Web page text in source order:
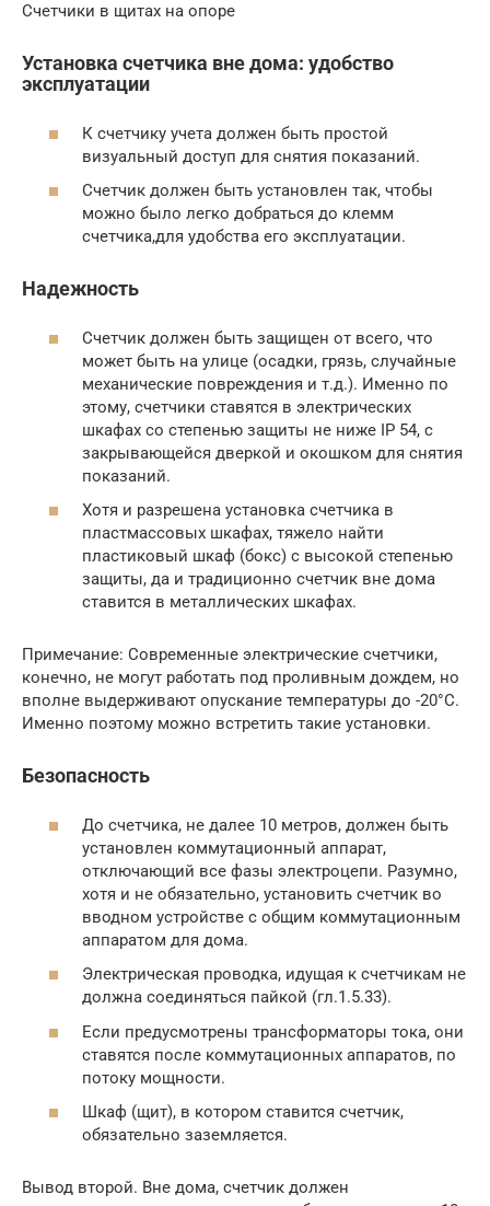
Счетчики в щитах на опоре
Установка счетчика вне дома: удобство
эксплуатации
К счетчику учета должен быть простой
визуальный доступ для снятия показаний.
Счетчик должен быть установлен так, чтобы
можно было легко добраться до клемм
счетчика,для удобства его эксплуатации.
Надежность
Счетчик должен быть защищен от всего, что
может быть на улице (осадки, грязь, случайные
механические повреждения и т.д.). Именно по
этому, счетчики ставятся в электрических
шкафах со степенью защиты не ниже IP 54, с
закрывающейся дверкой и окошком для снятия
показаний.
Хотя и разрешена установка счетчика в
пластмассовых шкафах, тяжело найти
пластиковый шкаф (бокс) с высокой степенью
защиты, да и традиционно счетчик вне дома
ставится в металлических шкафах.
Примечание: Современные электрические счетчики,
конечно, не могут работать под проливным дождем, но
вполне выдерживают опускание температуры до -20°С.
Именно поэтому можно встретить такие установки.
Безопасность
До счетчика, не далее 10 метров, должен быть
установлен коммутационный аппарат,
отключающий все фазы электроцепи. Разумно,
хотя и не обязательно, установить счетчик во
вводном устройстве с общим коммутационным
аппаратом для дома.
Электрическая проводка, идущая к счетчикам не
должна соединяться пайкой (гл.1.5.33).
Если предусмотрены трансформаторы тока, они
ставятся после коммутационных аппаратов, по
потоку мощности.
Шкаф (щит), в котором ставится счетчик,
обязательно заземляется.
Вывод второй. Вне дома, счетчик должен